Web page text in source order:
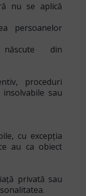
nu se aplică
persoanelor
din
proceduri
sau
cu excepția
au ca obiect
privată sau